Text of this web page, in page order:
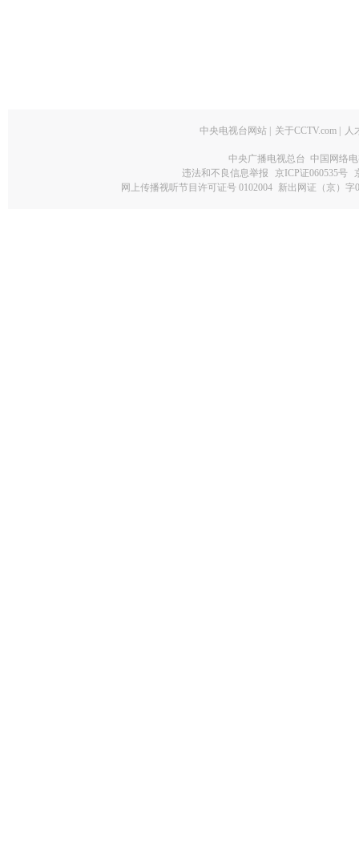
中央电视台网站 关于CCTV.com 人
中央广播电视总台 中国网络
违法和不良信息举报
京ICP证060535号
网上传播视听节目许可证号 0102004 新出网证（京）